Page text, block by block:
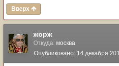
Вверх
жорж
Откуда: москва
Опубликовано: 14 декабря